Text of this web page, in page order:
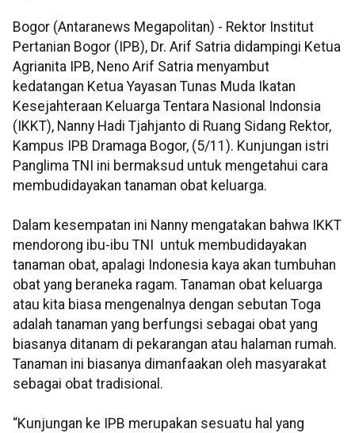
Bogor (Antaranews Megapolitan) - Rektor Institut
Pertanian Bogor (IPB), Dr. Arif Satria didampingi Ketua
Agrianita IPB, Neno Arif Satria menyambut
kedatangan Ketua Yayasan Tunas Muda Ikatan
Kesejahteraan Keluarga Tentara Nasional Indonsia
(IKKT), Nanny Hadi Tjahjanto di Ruang Sidang Rektor,
Kampus IPB Dramaga Bogor, (5/11). Kunjungan istri
Panglima TNI ini bermaksud untuk mengetahui cara
membudidayakan tanaman obat keluarga.
Dalam kesempatan ini Nanny mengatakan bahwa IKKT
mendorong ibu-ibu TNI untuk membudidayakan
tanaman obat, apalagi Indonesia kaya akan tumbuhan
obat yang beraneka ragam. Tanaman obat keluarga
atau kita biasa mengenalnya dengan sebutan Toga
adalah tanaman yang berfungsi sebagai obat yang
biasanya ditanam di pekarangan atau halaman rumah.
Tanaman ini biasanya dimanfaakan oleh masyarakat
sebagai obat tradisional.
“Kunjungan ke IPB merupakan sesuatu hal yang